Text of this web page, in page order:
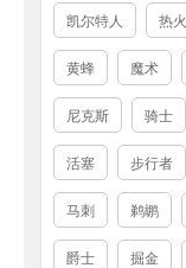
凯尔特人 热火
黄蜂 魔术
尼克斯 骑士
活塞 步行者
马刺 鹈鹕
爵士 掘金